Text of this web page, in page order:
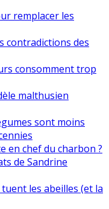
remplacer les
contradictions des
consomment trop
malthusien
sont moins
en chef du charbon ?
de Sandrine
les abeilles (et la